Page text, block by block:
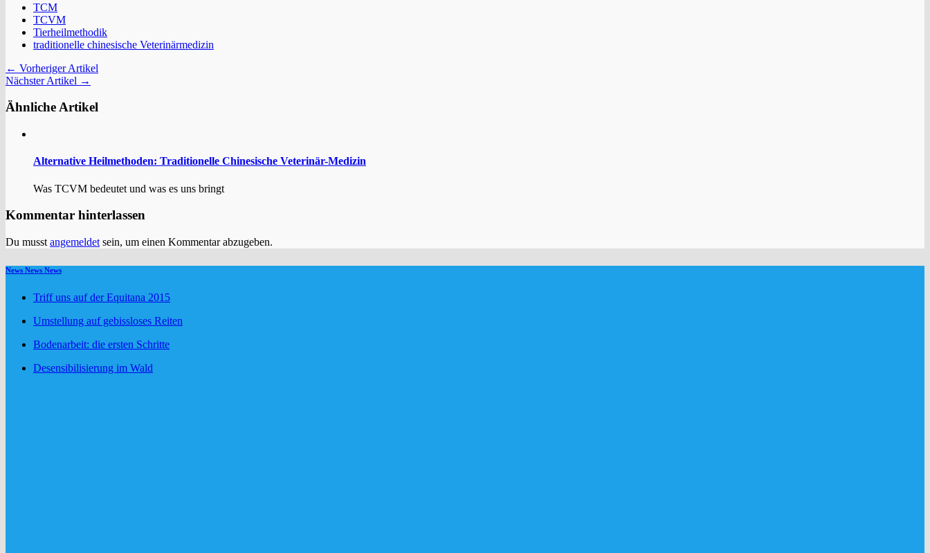
TCM
TCVM
Tierheilmethodik
traditionelle chinesische Veterinärmedizin
← Vorheriger Artikel
Nächster Artikel →
Ähnliche Artikel
Alternative Heilmethoden: Traditionelle Chinesische Veterinär-Medizin
Was TCVM bedeutet und was es uns bringt
Kommentar hinterlassen
Du musst angemeldet sein, um einen Kommentar abzugeben.
News News News
Triff uns auf der Equitana 2015
Umstellung auf gebissloses Reiten
Bodenarbeit: die ersten Schritte
Desensibilisierung im Wald